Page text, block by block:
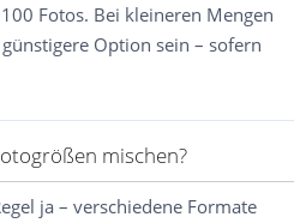
Fotos. Bei kleineren Mengen
Option sein – sofern
mischen?
ja – verschiedene Formate